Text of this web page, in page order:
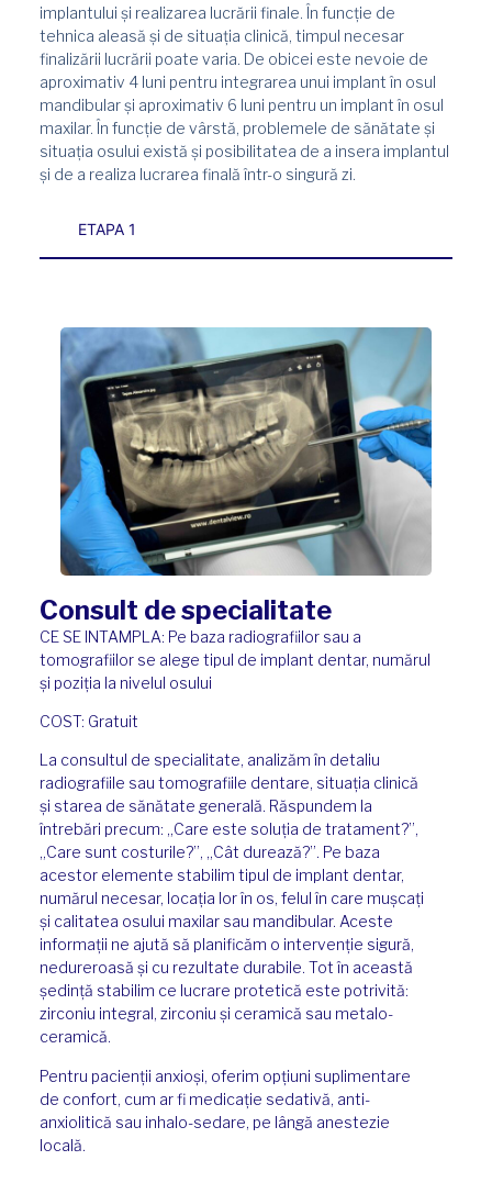
implantului și realizarea lucrării finale. În funcție de
tehnica aleasă și de situația clinică, timpul necesar
finalizării lucrării poate varia. De obicei este nevoie de
aproximativ 4 luni pentru integrarea unui implant în osul
mandibular și aproximativ 6 luni pentru un implant în osul
maxilar. În funcție de vârstă, problemele de sănătate și
situația osului există și posibilitatea de a insera implantul
și de a realiza lucrarea finală într-o singură zi.
ETAPA 1
Consult de specialitate
CE SE INTAMPLA: Pe baza radiografiilor sau a
tomografiilor se alege tipul de implant dentar, numărul
și poziția la nivelul osului
COST: Gratuit
La consultul de specialitate, analizăm în detaliu
radiografiile sau tomografiile dentare, situația clinică
și starea de sănătate generală. Răspundem la
întrebări precum: „Care este soluția de tratament?”,
„Care sunt costurile?”, „Cât durează?”. Pe baza
acestor elemente stabilim tipul de implant dentar,
numărul necesar, locația lor în os, felul în care mușcați
și calitatea osului maxilar sau mandibular. Aceste
informații ne ajută să planificăm o intervenție sigură,
nedureroasă și cu rezultate durabile. Tot în această
ședință stabilim ce lucrare protetică este potrivită:
zirconiu integral, zirconiu și ceramică sau metalo-
ceramică.
Pentru pacienții anxioși, oferim opțiuni suplimentare
de confort, cum ar fi medicație sedativă, anti-
anxiolitică sau inhalo-sedare, pe lângă anestezie
locală.